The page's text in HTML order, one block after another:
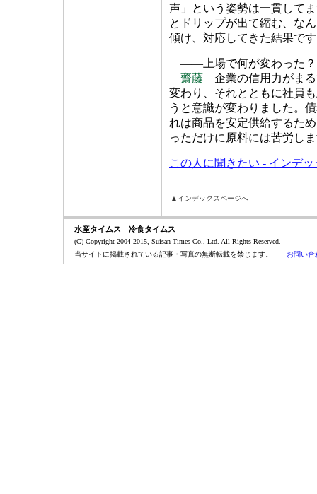
声」という姿勢は一貫して
とドリップが出て縮む、な
傾け、対応してきた結果で
――上場で何が変わった？
齋藤 企業の信用力がまる
変わり、それとともに社員
うと意識が変わりました。
れは商品を安定供給するた
っただけに原料には苦労し
この人に聞きたい - インデ
▲インデックスページへ
水産タイムス 冷食タイムス
(C) Copyright 2004-2015, Suisan Times Co., Ltd. All Rights Reserved.
当サイトに掲載されている記事・写真の無断転載を禁じます。 お問い合